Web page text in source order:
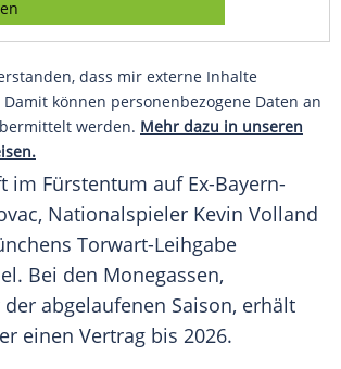
dass mir externe Inhalte
können personenbezogene Daten an
werden. Mehr dazu in unseren
im Fürstentum auf Ex-Bayern-
, Nationalspieler Kevin Volland
Torwart-Leihgabe
. Bei den Monegassen,
abgelaufenen Saison, erhält
einen Vertrag bis 2026.